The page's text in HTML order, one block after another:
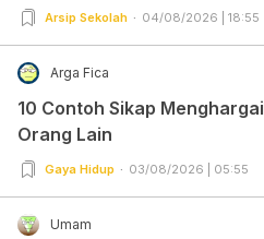
Arsip Sekolah 04/08/2026 | 18:55
Arga Fica
10 Contoh Sikap Menghargai
Orang Lain
Gaya Hidup 03/08/2026 | 05:55
Umam